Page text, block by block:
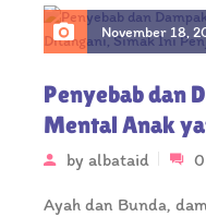
November 18,
Penyebab dan
Mental Anak
Simak Ini
by albataid
Ayah dan Bunda,